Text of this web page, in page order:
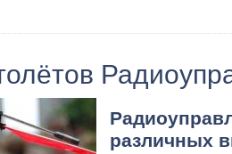
различных